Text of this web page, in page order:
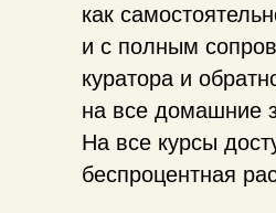
как
и с полным
куратора и
на все домашние
На все курсы
беспроцентная